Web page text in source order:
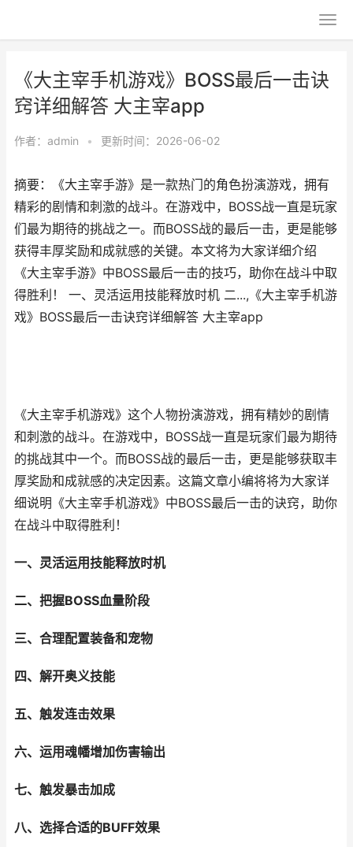
《大主宰手机游戏》BOSS最后一击诀
窍详细解答 大主宰app
作者： admin • 更新时间：2026-06-02
摘要：《大主宰手游》是一款热门的角色扮演游戏，拥有
精彩的剧情和刺激的战斗。在游戏中，BOSS战一直是玩家
们最为期待的挑战之一。而BOSS战的最后一击，更是能够
获得丰厚奖励和成就感的关键。本文将为大家详细介绍
《大主宰手游》中BOSS最后一击的技巧，助你在战斗中取
得胜利！ 一、灵活运用技能释放时机 二...,《大主宰手机游
戏》BOSS最后一击诀窍详细解答 大主宰app
《大主宰手机游戏》这个人物扮演游戏，拥有精妙的剧情
和刺激的战斗。在游戏中，BOSS战一直是玩家们最为期待
的挑战其中一个。而BOSS战的最后一击，更是能够获取丰
厚奖励和成就感的决定因素。这篇文章小编将将为大家详
细说明《大主宰手机游戏》中BOSS最后一击的诀窍，助你
在战斗中取得胜利！
一、灵活运用技能释放时机
二、把握BOSS血量阶段
三、合理配置装备和宠物
四、解开奥义技能
五、触发连击效果
六、运用魂幡增加伤害输出
七、触发暴击加成
八、选择合适的BUFF效果